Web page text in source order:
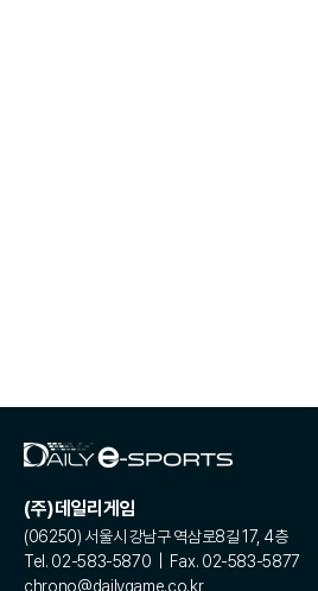
(주)데일리게임
(06250) 서울시 강남구 역삼로8길 17, 4층
Tel. 02-583-5870 | Fax. 02-583-5877
chrono@dailygame.co.kr